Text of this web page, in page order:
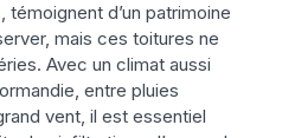
témoignent d’un patrimoine
mais ces toitures ne
Avec un climat aussi
entre pluies
vent, il est essentiel